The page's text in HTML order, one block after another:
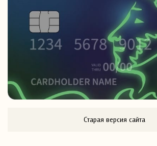
Старая версия сайта